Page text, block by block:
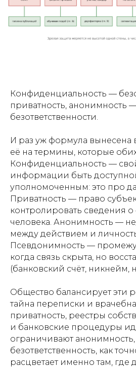
Конфиденциальность —
приватность, анонимность
безответственности.
И раз уж формула вынесена
её на термины, которые
Конфиденциальность —
информации быть
уполномоченным: это про
Приватность — право
контролировать сведения о
человека. Анонимность —
между действием и
Псевдонимность —
когда связь скрыта, но
(банковский счёт, никнейм,
Общество балансирует эти
тайна переписки и
приватность, реестры
и банковские процедуры
ограничивают
безответственность, как
расцветает именно там, где